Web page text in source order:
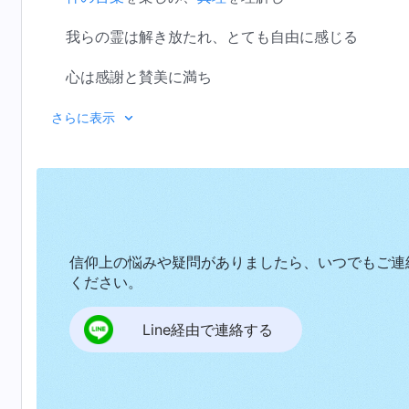
我らの霊は解き放たれ、とても自由に感じる
心は感謝と賛美に満ち
歌わずにはいられない
神の御旨は地上で行われ
神の民はみな神を精一杯賛える
さらに表示
信仰上の悩みや疑問がありましたら、いつでもご連
ください。
Line経由で連絡する